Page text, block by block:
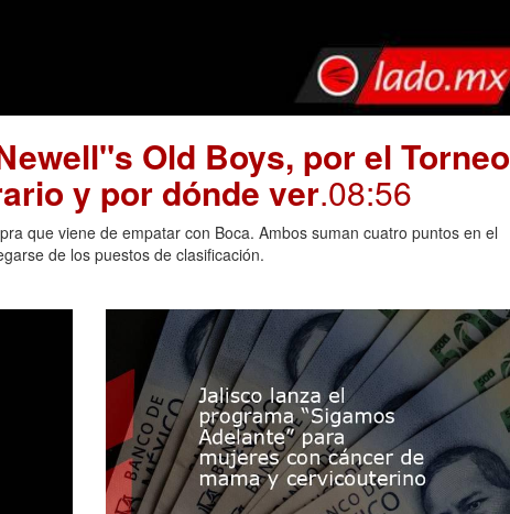
Old Boys, por el Torneo
y por dónde ver.08:56
que viene de empatar con Boca. Ambos suman cuatro puntos en el
de los puestos de clasificación.